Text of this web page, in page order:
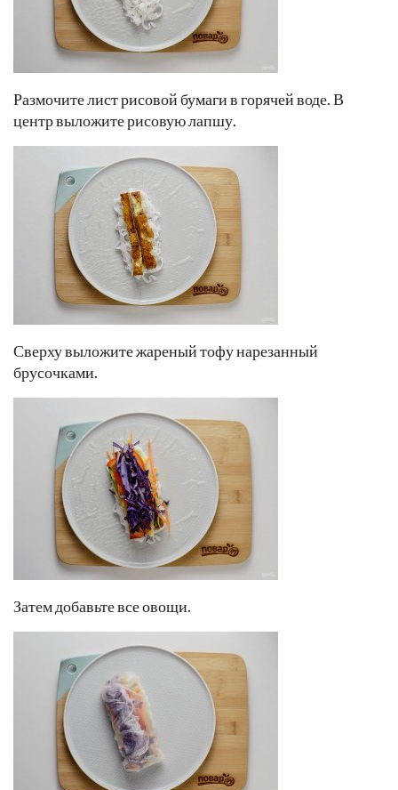
Размочите лист рисовой бумаги в горячей воде. В
центр выложите рисовую лапшу.
Сверху выложите жареный тофу нарезанный
брусочками.
Затем добавьте все овощи.